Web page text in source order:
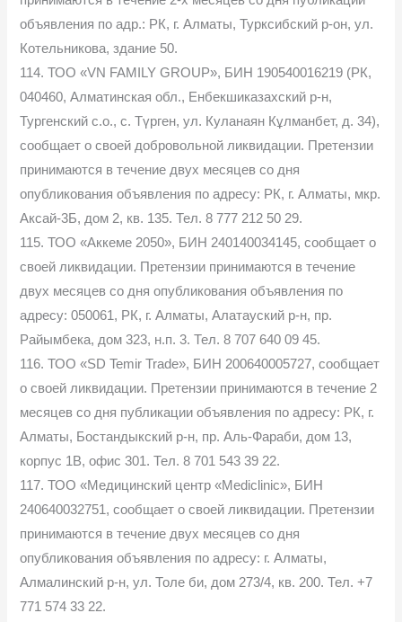
объявления по адр.: РК, г. Алматы, Турксибский р-он, ул.
Котельникова, здание 50.
114. ТОО «VN FAMILY GROUP», БИН 190540016219 (РК,
040460, Алматинская обл., Енбекшиказахский р-н,
Тургенский с.о., с. Түрген, ул. Куланаян Кұлманбет, д. 34),
сообщает о своей добровольной ликвидации. Претензии
принимаются в течение двух месяцев со дня
опубликования объявления по адресу: РК, г. Алматы, мкр.
Аксай-3Б, дом 2, кв. 135. Тел. 8 777 212 50 29.
115. ТОО «Аккеме 2050», БИН 240140034145, сообщает о
своей ликвидации. Претензии принимаются в течение
двух месяцев со дня опубликования объявления по
адресу: 050061, РК, г. Алматы, Алатауский р-н, пр.
Райымбека, дом 323, н.п. 3. Тел. 8 707 640 09 45.
116. ТОО «SD Temir Trade», БИН 200640005727, сообщает
о своей ликвидации. Претензии принимаются в течение 2
месяцев со дня публикации объявления по адресу: РК, г.
Алматы, Бостандыкский р-н, пр. Аль-Фараби, дом 13,
корпус 1В, офис 301. Тел. 8 701 543 39 22.
117. ТОО «Медицинский центр «Mediclinic», БИН
240640032751, сообщает о своей ликвидации. Претензии
принимаются в течение двух месяцев со дня
опубликования объявления по адресу: г. Алматы,
Алмалинский р-н, ул. Толе би, дом 273/4, кв. 200. Тел. +7
771 574 33 22.